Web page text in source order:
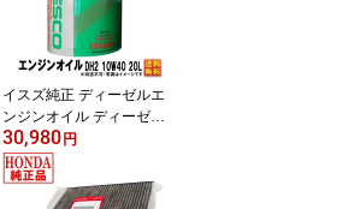
オイル オイル交換 純正
プリウス アクア V92103
816 V9210-3816
イスズ純正 ディーゼルエ
ンジンオイル ディーゼル
オイル DH2 10w40 10w-
40 20L いすす純正 いす
ず 純正 エンジンオイル
DPD対応 DPF DH-2 エル
30,980 円